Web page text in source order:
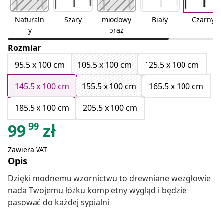
Naturaln
y
Szary
miodowy
brąz
Biały Czarny
Rozmiar
95.5 x 100 cm
105.5 x 100 cm
125.5 x 100 cm
145.5 x 100 cm
155.5 x 100 cm
165.5 x 100 cm
185.5 x 100 cm
205.5 x 100 cm
9999 zł
Zawiera VAT
Opis
Dzięki modnemu wzornictwu to drewniane wezgłowie
nada Twojemu łóżku kompletny wygląd i będzie
pasować do każdej sypialni.